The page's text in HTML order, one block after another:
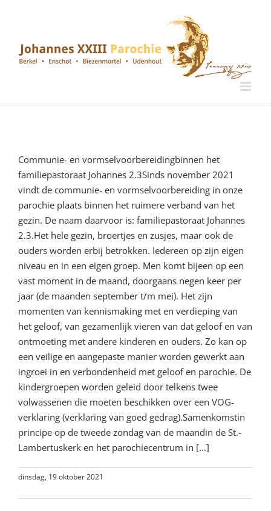
Communie- en vormselvoorbereidingbinnen het
familiepastoraat Johannes 2.3Sinds november 2021
vindt de communie- en vormselvoorbereiding in onze
parochie plaats binnen het ruimere verband van het
gezin. De naam daarvoor is: familiepastoraat Johannes
2.3.Het hele gezin, broertjes en zusjes, maar ook de
ouders wor­den erbij betrokken. Iedereen op zijn eigen
niveau en in een eigen groep. Men komt bijeen op een
vast moment in de maand, doorgaans negen keer per
jaar (de maanden september t/m mei). Het zijn
momenten van kennis­making met en verdieping van
het geloof, van gezamenlijk vieren van dat geloof en van
ontmoeting met andere kinderen en ouders. Zo kan op
een veilige en aangepaste manier worden gewerkt aan
ingroei in en verbondenheid met geloof en parochie. De
kindergroepen worden geleid door telkens twee
volwassenen die moeten beschikken over een VOG-
verklaring (verklaring van goed gedrag).Samenkomstin
principe op de tweede zondag van de maandin de St.-
Lambertuskerk en het parochiecentrum in [...]
dinsdag, 19 oktober 2021